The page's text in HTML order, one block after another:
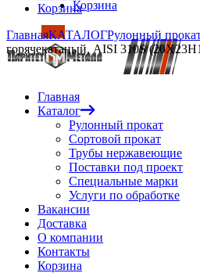
Корзина
Главная
Каталог
Рулонный прокат
Сортовой прокат
Трубы нержавеющие
Поставки под проект
Специальные марки
Услуги по обработке
Вакансии
Доставка
О компании
Контакты
Корзина
Корзина
ГлавнаяКАТАЛОГРулонный
горячекатаный, AISI 310S